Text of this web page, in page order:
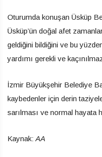
Oturumda konuşan Üsküp
Üsküp’ün doğal afet
geldiğini bildiğini ve bu
yardımı gerekli ve
İzmir Büyükşehir Belediye
kaybedenler için derin
sarılması ve normal hayata
Kaynak: AA